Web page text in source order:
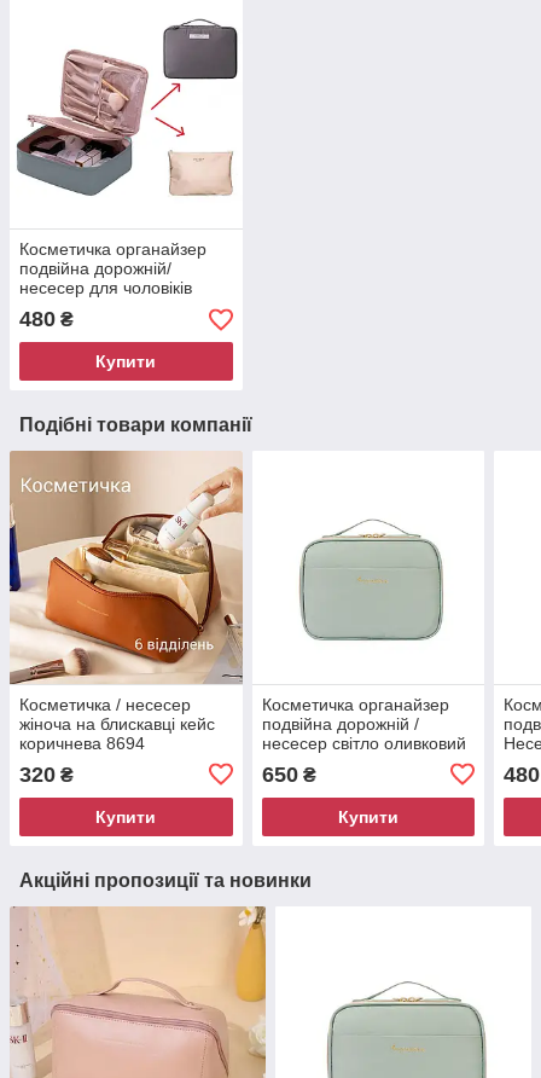
Косметичка органайзер
подвійна дорожній/
несесер для чоловіків
подвійна Графіт
480 ₴
Купити
Подібні товари компанії
Косметичка / несесер
жіноча на блискавці кейс
коричнева 8694
320 ₴
Купити
Косметичка органайзер
подвійна дорожній /
несесер світло оливковий
8631
650₴
Купити
480
Акційні пропозиції та новинки